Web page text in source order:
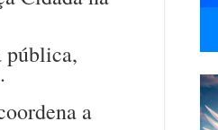
pública,
a